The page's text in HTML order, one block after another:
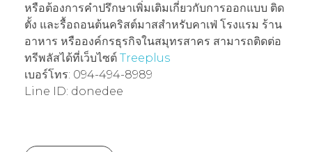
หรือต้องการคำปรึกษาเพิ่มเติมเกี่ยวกับการออกแบบ ติด
ตั้ง และรื้อถอนต้นคริสต์มาสสำหรับคาเฟ่ โรงแรม ร้าน
อาหาร หรือองค์กรธุรกิจในสมุทรสาคร สามารถติดต่อ
ทรีพลัสได้ที่เว็บไซต์ Treeplus
เบอร์โทร: 094-494-8989
Line ID: donedee